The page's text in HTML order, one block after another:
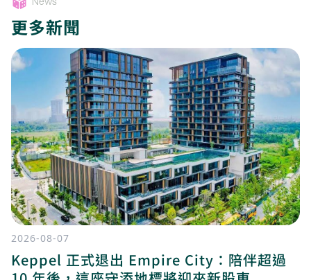
更多新聞
2026-08-07
Keppel 正式退出 Empire City：陪伴超過